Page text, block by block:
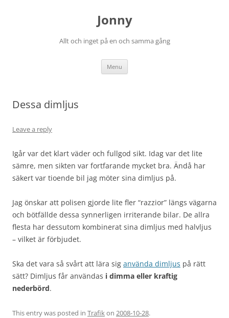
Jonny
Allt och inget på en och samma gång
Menu
Dessa dimljus
Leave a reply
Igår var det klart väder och fullgod sikt. Idag var det lite
sämre, men sikten var fortfarande mycket bra. Ändå har
säkert var tioende bil jag möter sina dimljus på.
Jag önskar att polisen gjorde lite fler “razzior” längs vägarna
och bötfällde dessa synnerligen irriterande bilar. De allra
flesta har dessutom kombinerat sina dimljus med halvljus
– vilket är förbjudet.
Ska det vara så svårt att lära sig använda dimljus på rätt
sätt? Dimljus får användas i dimma eller kraftig
nederbörd.
This entry was posted in Trafikon 2008-10-28.